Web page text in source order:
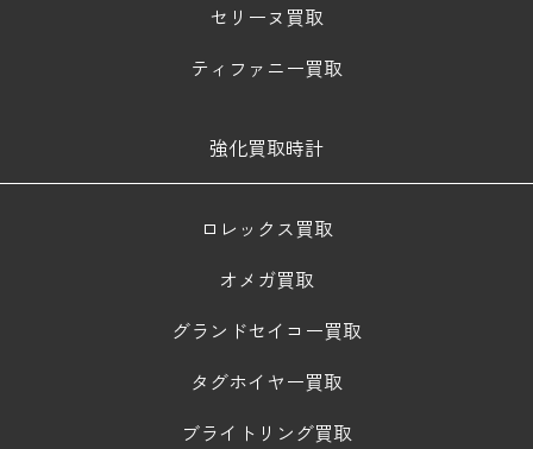
セリーヌ買取
ティファニー買取
強化買取時計
ロレックス買取
オメガ買取
グランドセイコー買取
タグホイヤー買取
ブライトリング買取